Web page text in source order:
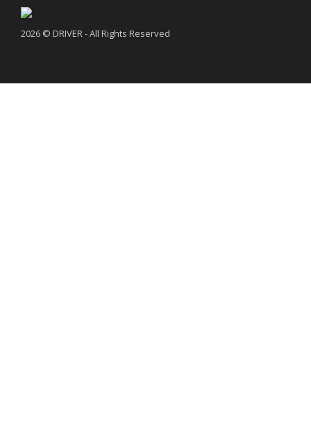
2026 © DRIVER - All Rights Reserved